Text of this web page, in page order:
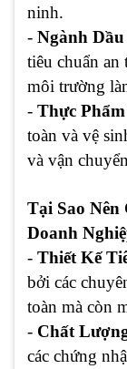
ninh.
- Ngành
tiêu chuẩn an
môi trường
- Thực
toàn và vệ
và vận
Tại Sao
Doanh
- Thiết Kế
bởi các
toàn mà còn
- Chất
các chứng